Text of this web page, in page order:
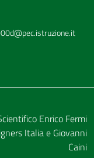
Enrico Fermi
Italiae Giovanni
Caini